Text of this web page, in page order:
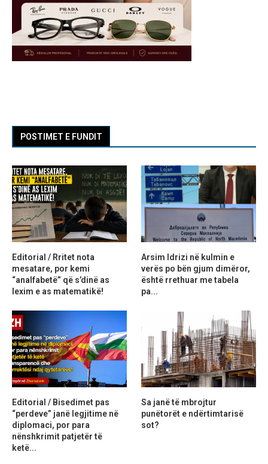
POSTIMET E FUNDIT
Editorial / Rritet nota
mesatare, por kemi
“analfabetë” që s’dinë as
lexim e as matematikë!
Arsim Idrizi në kulmin e
verës po bën gjum dimëror,
është rrethuar me tabela
pa...
Editorial / Bisedimet pas
“perdeve” janë legjitime në
diplomaci, por para
nënshkrimit patjetër të
ketë...
Sa janë të mbrojtur
punëtorët e ndërtimtarisë
sot?